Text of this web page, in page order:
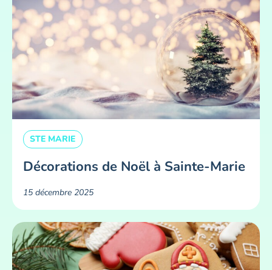
STE MARIE
Décorations de Noël à Sainte-Marie
15 décembre 2025